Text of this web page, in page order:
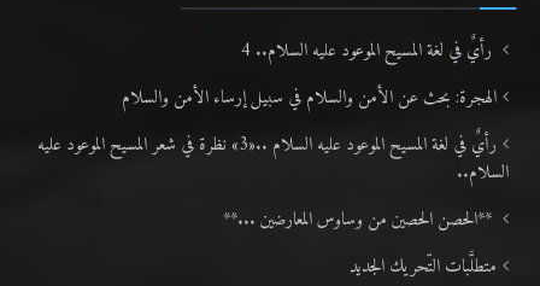
رأيٌ في لغة المسيح الموعود عليه السلام.. 4
الهجرة: بحث عن الأمن والسلام في سبيل إرساء الأمن والسلام
رأيٌ في لغة المسيح الموعود عليه السلام ..«3» نظرة في شعر المسيح الموعود عليه
السلام..
**الحصن الحصين من وساوس المعارضين ...**
متطلَّبات التّحريك الجديد